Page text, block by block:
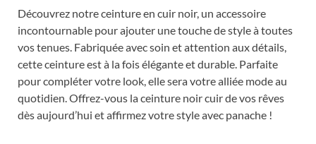
Découvrez notre ceinture en cuir noir, un accessoire
incontournable pour ajouter une touche de style à toutes
vos tenues. Fabriquée avec soin et attention aux détails,
cette ceinture est à la fois élégante et durable. Parfaite
pour compléter votre look, elle sera votre alliée mode au
quotidien. Offrez-vous la ceinture noir cuir de vos rêves
dès aujourd’hui et affirmez votre style avec panache !